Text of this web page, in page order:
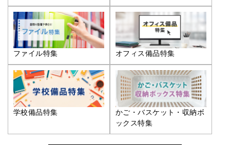
ファイル特集 オフィス備品特集
学校備品特集
かご・バスケット・収納ボ
ックス特集